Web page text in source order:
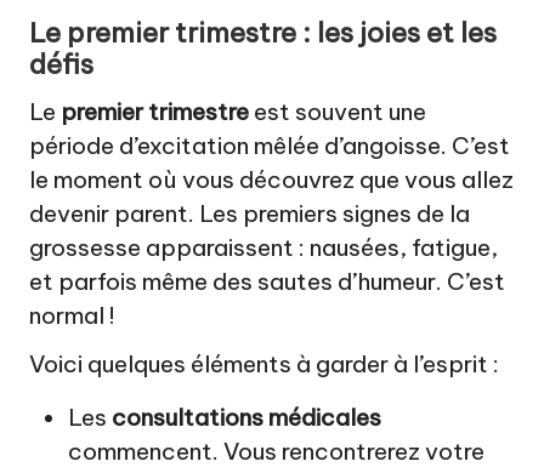
Le premier trimestre : les joies et les
défis
Le premier trimestre est souvent une
période d’excitation mêlée d’angoisse. C’est
le moment où vous découvrez que vous allez
devenir parent. Les premiers signes de la
grossesse apparaissent : nausées, fatigue,
et parfois même des sautes d’humeur. C’est
normal !
Voici quelques éléments à garder à l’esprit :
Les consultations médicales
commencent. Vous rencontrerez votre